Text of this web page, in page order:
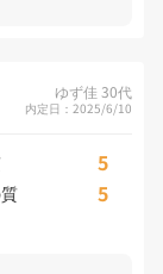
ゆず佳 30代
内定日：2025/6/10
5
5